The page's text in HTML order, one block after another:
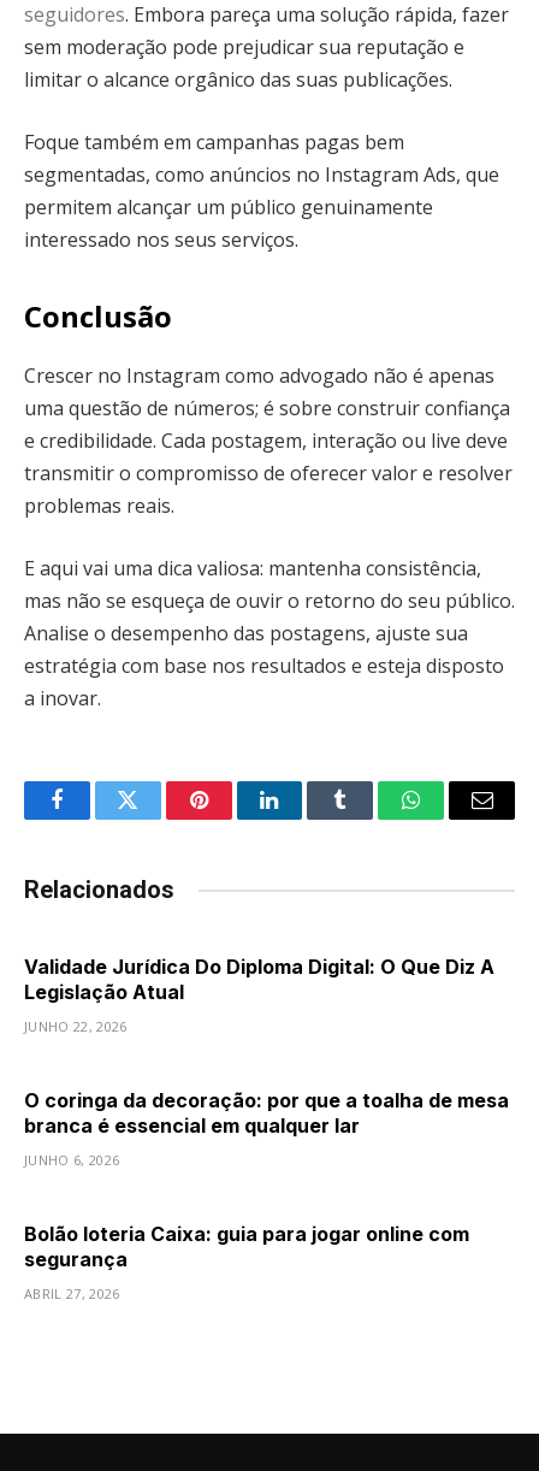
seguidores. Embora pareça uma solução rápida, fazer
sem moderação pode prejudicar sua reputação e
limitar o alcance orgânico das suas publicações.
Foque também em campanhas pagas bem
segmentadas, como anúncios no Instagram Ads, que
permitem alcançar um público genuinamente
interessado nos seus serviços.
Conclusão
Crescer no Instagram como advogado não é apenas
uma questão de números; é sobre construir confiança
e credibilidade. Cada postagem, interação ou live deve
transmitir o compromisso de oferecer valor e resolver
problemas reais.
E aqui vai uma dica valiosa: mantenha consistência,
mas não se esqueça de ouvir o retorno do seu público.
Analise o desempenho das postagens, ajuste sua
estratégia com base nos resultados e esteja disposto
a inovar.
FacebookTwitter PinterestLinkedInTumblr WhatsAppEmail
Relacionados
Validade Jurídica Do Diploma Digital: O Que Diz A
Legislação Atual
JUNHO 22, 2026
O coringa da decoração: por que a toalha de mesa
branca é essencial em qualquer lar
JUNHO 6, 2026
Bolão loteria Caixa: guia para jogar online com
segurança
ABRIL 27, 2026